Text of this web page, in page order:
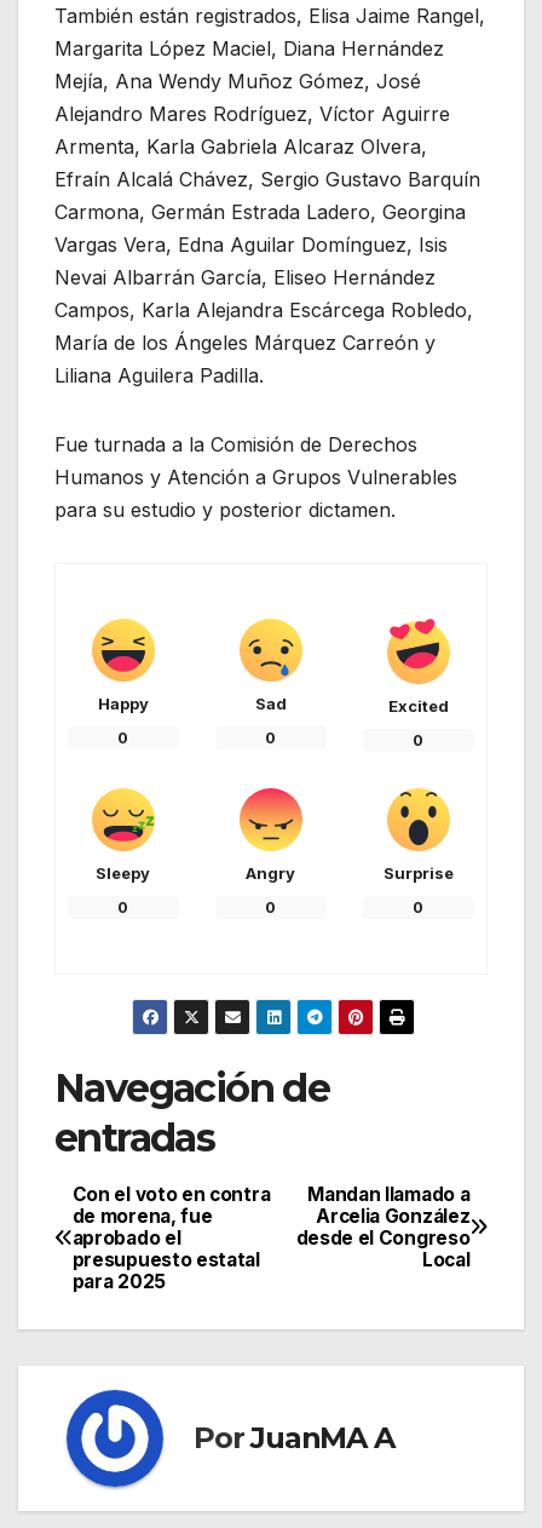
También están registrados, Elisa Jaime Rangel,
Margarita López Maciel, Diana Hernández
Mejía, Ana Wendy Muñoz Gómez, José
Alejandro Mares Rodríguez, Víctor Aguirre
Armenta, Karla Gabriela Alcaraz Olvera,
Efraín Alcalá Chávez, Sergio Gustavo Barquín
Carmona, Germán Estrada Ladero, Georgina
Vargas Vera, Edna Aguilar Domínguez, Isis
Nevai Albarrán García, Eliseo Hernández
Campos, Karla Alejandra Escárcega Robledo,
María de los Ángeles Márquez Carreón y
Liliana Aguilera Padilla.
Fue turnada a la Comisión de Derechos
Humanos y Atención a Grupos Vulnerables
para su estudio y posterior dictamen.
Happy
0
Sad
0
Excited
0
Sleepy
0
Angry
0
Surprise
0
Navegación de
entradas
Mandan llamado a
Arcelia González
desde el Congreso
Local
Con el voto en contra
de morena, fue
aprobado el
presupuesto estatal
para 2025
PorJuanMA A